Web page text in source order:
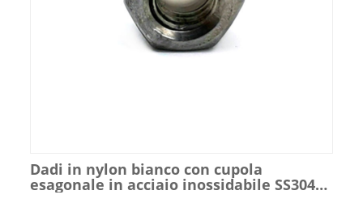
Dadi in nylon bianco con cupola
esagonale in acciaio inossidabile SS304